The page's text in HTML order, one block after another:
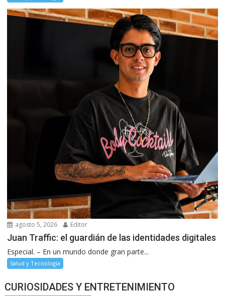
agosto 5, 2026 Editor
Juan Traffic: el guardián de las identidades digitales
Especial. – En un mundo donde gran parte...
Salud y Tecnología
CURIOSIDADES Y ENTRETENIMIENTO